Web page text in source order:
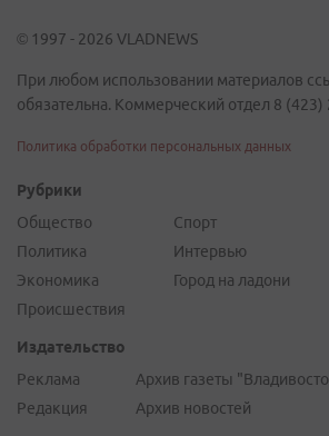
© 1997 - 2026 VLADNEWS
При любом использовании материалов
обязательна. Коммерческий отдел 8 (423)
Политика обработки персональных данных
Рубрики
Общество
Политика
Экономика
Происшествия
Спорт
Интервью
Город на ладони
Издательство
Реклама
Редакция
Архив газеты
Архив новостей